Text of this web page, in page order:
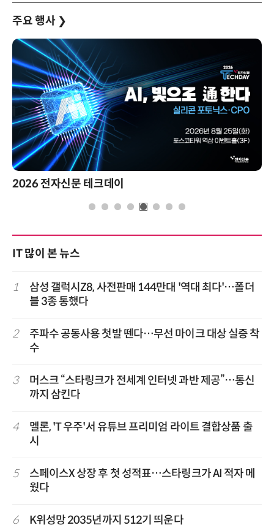
주요 행사 ❯
2026 전자신문 테크데이
IT 많이 본 뉴스
1
삼성 갤럭시Z8, 사전판매 144만대 '역대 최다'…폴더
블 3종 통했다
2
주파수 공동사용 첫발 뗀다…무선 마이크 대상 실증 착
수
3
머스크 “스타링크가 전세계 인터넷 과반 제공”…통신
까지 삼킨다
4
멜론, 'T 우주'서 유튜브 프리미엄 라이트 결합상품 출
시
5
스페이스X 상장 후 첫 성적표…스타링크가 AI 적자 메
웠다
6 K위성망 2035년까지 512기 띄운다